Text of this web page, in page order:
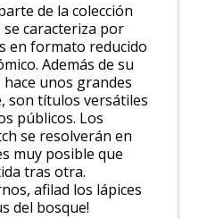
de la colección
caracteriza por
en formato reducido
Además de su
unos grandes
son títulos versátiles
públicos. Los
se resolverán en
muy posible que
tras otra.
afilad los lápices
del bosque!